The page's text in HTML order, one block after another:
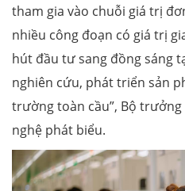
tham gia vào chuỗi giá trị
nhiều công đoạn có giá trị
hút đầu tư sang đồng sáng
nghiên cứu, phát triển sản
trường toàn cầu”, Bộ trưởng
nghệ phát biểu.